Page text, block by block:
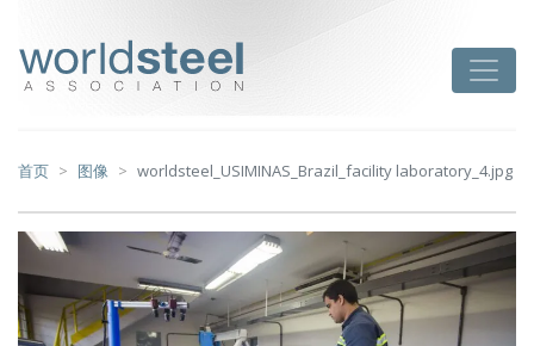
首页 图像 worldsteel_USIMINAS_Brazil_facility laboratory_4.jpg